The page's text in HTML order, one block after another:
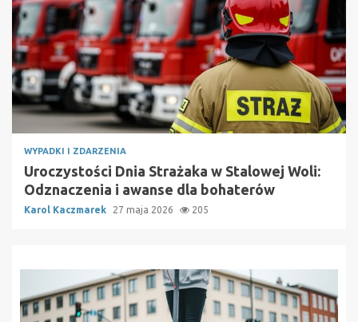
WYPADKI I ZDARZENIA
Uroczystości Dnia Strażaka w Stalowej Woli:
Odznaczenia i awanse dla bohaterów
Karol Kaczmarek 27 maja 2026 205